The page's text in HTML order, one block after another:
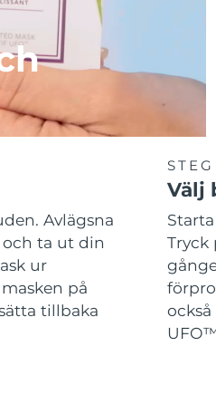
Avlägsna
ta ut din
ur
på
tillbaka
Välj
Tryck